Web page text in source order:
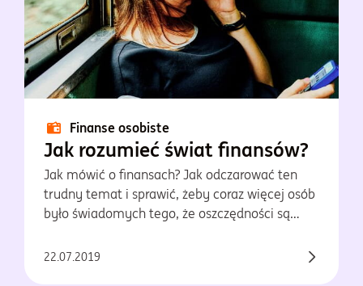
Finanse osobiste
Jak rozumieć świat finansów?
Jak mówić o finansach? Jak odczarować ten
trudny temat i sprawić, żeby coraz więcej osób
było świadomych tego, że oszczędności są
młodych ludzi, że odkładanie środków na
22.07.2019